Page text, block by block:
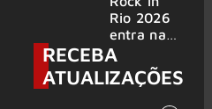
bandas
e álbum ao
vivo são
anunciados
Rio 2026
entra na
reta final
com
Cidade do
RECEBA
ATUALIZAÇÕES